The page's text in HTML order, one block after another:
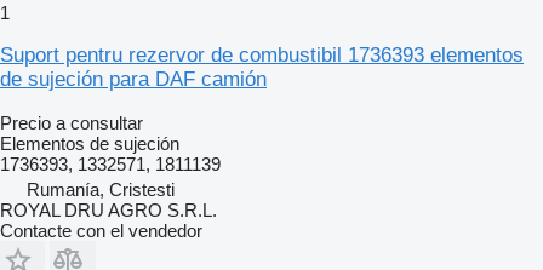
1
Suport pentru rezervor de combustibil 1736393 elementos
de sujeción para DAF camión
Precio a consultar
Elementos de sujeción
1736393, 1332571, 1811139
Rumanía, Cristesti
ROYAL DRU AGRO S.R.L.
Contacte con el vendedor